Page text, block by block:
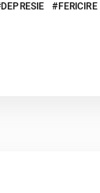
DEPRESIE FERICIRE